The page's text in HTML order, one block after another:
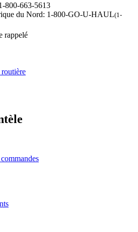
800-663-5613
du Nord: 1-800-GO-U-HAUL(1-
rappelé
routière